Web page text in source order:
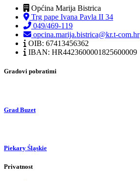
Općina Marija Bistrica
Trg pape Ivana Pavla II 34
049/469-119
opcina.marija.bistrica@kr.t-com.hr
OIB: 67413456362
IBAN: HR4423600001825600009
Gradovi pobratimi
Grad Buzet
Piekary Śląskie
Privatnost